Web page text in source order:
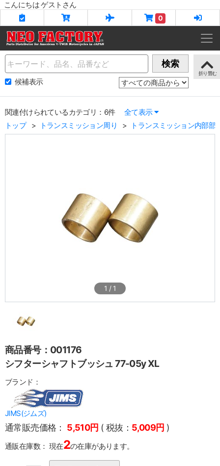
こんにちは ゲストさん
0
Name 検索
候補表示
関連付けられているカテゴリ：6件
全て表示
トップ
トランスミッション周り トランスミッション内部部
1 / 1
商品番号：001176
シフターシャフトブッシュ 77-05y XL
ブランド：
JIMS(ジムズ)
通常販売価格： 5,510円 ( 税抜： 5,009円 )
通販在庫数： 現在2の在庫があります。